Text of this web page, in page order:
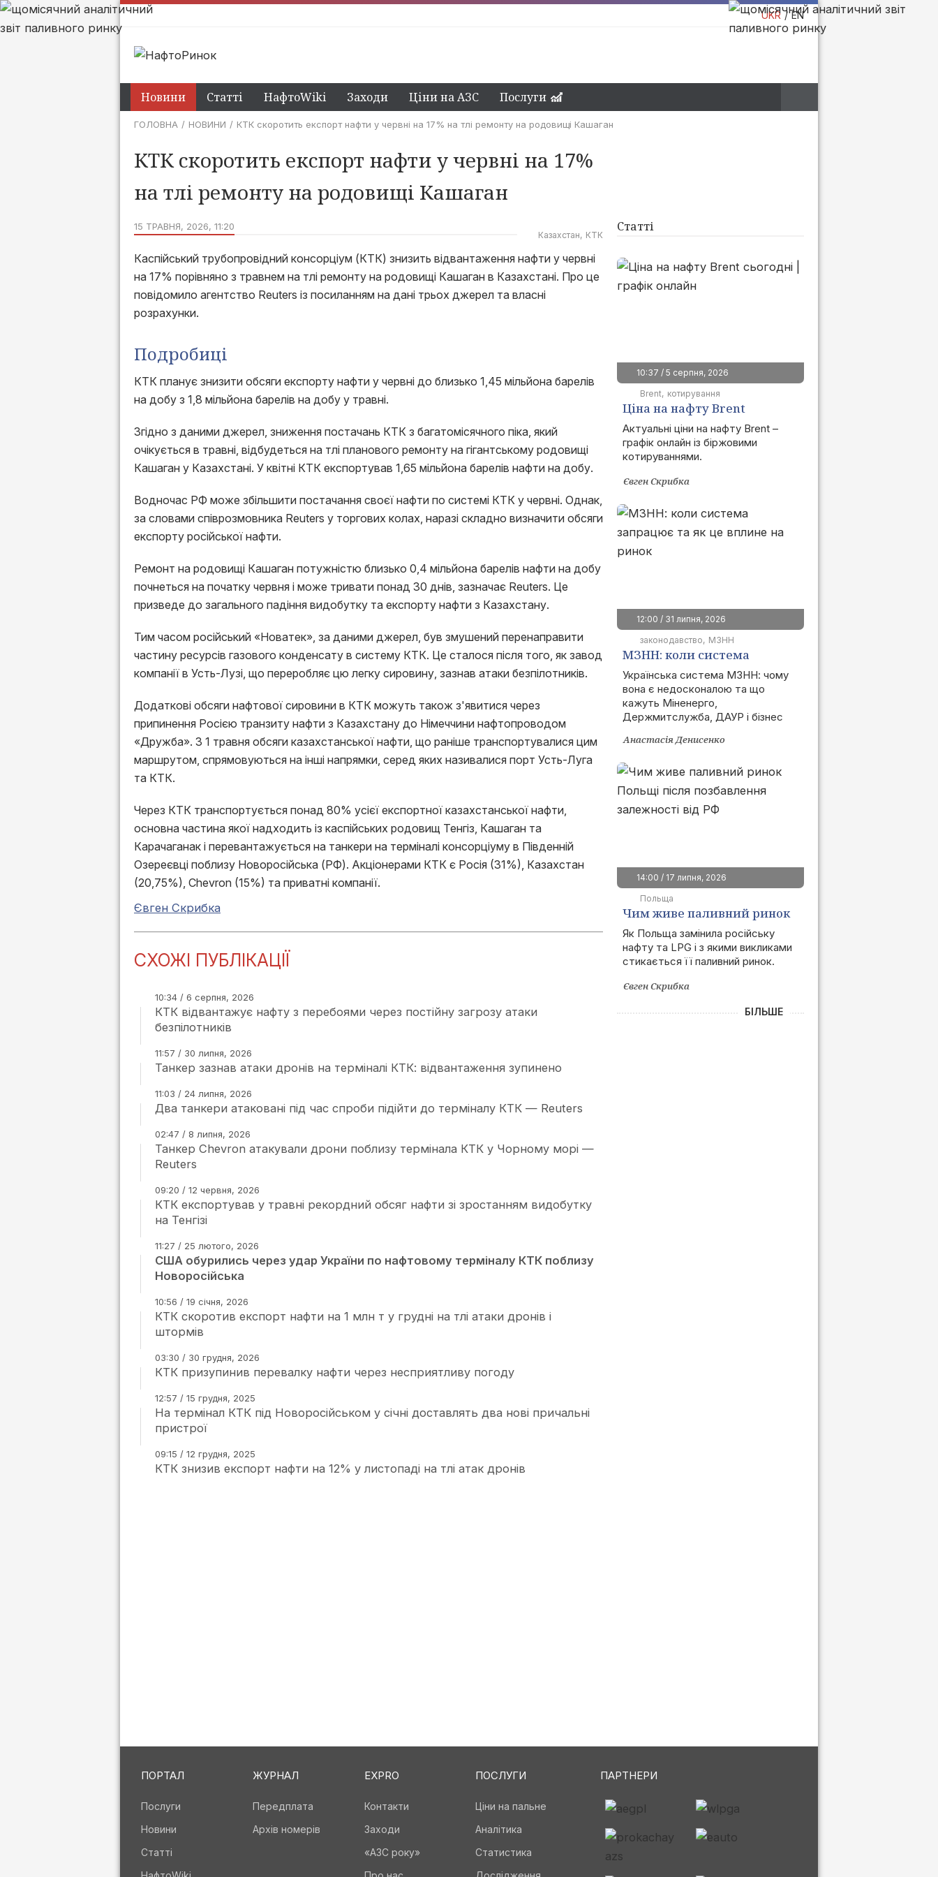
UKR EN
Новини Статті НафтоWiki Заходи Ціни на АЗС Послуги
ГОЛОВНА НОВИНИ КТК скоротить експорт нафти у червні на 17% на тлі ремонту на родовищі Кашаган
КТК скоротить експорт нафти у червні на 17%
на тлі ремонту на родовищі Кашаган
15 ТРАВНЯ, 2026, 11:20
Казахстан КТК
Каспійський трубопровідний консорціум (КТК) знизить відвантаження нафти у червні
на 17% порівняно з травнем на тлі ремонту на родовищі Кашаган в Казахстані. Про це
повідомило агентство Reuters із посиланням на дані трьох джерел та власні
розрахунки.
Подробиці
КТК планує знизити обсяги експорту нафти у червні до близько 1,45 мільйона барелів
на добу з 1,8 мільйона барелів на добу у травні.
Згідно з даними джерел, зниження постачань КТК з багатомісячного піка, який
очікується в травні, відбудеться на тлі планового ремонту на гігантському родовищі
Кашаган у Казахстані. У квітні КТК експортував 1,65 мільйона барелів нафти на добу.
Водночас РФ може збільшити постачання своєї нафти по системі КТК у червні. Однак,
за словами співрозмовника Reuters у торгових колах, наразі складно визначити обсяги
експорту російської нафти.
Ремонт на родовищі Кашаган потужністю близько 0,4 мільйона барелів нафти на добу
почнеться на початку червня і може тривати понад 30 днів, зазначає Reuters. Це
призведе до загального падіння видобутку та експорту нафти з Казахстану.
Тим часом російський «Новатек», за даними джерел, був змушений перенаправити
частину ресурсів газового конденсату в систему КТК. Це сталося після того, як завод
компанії в Усть-Лузі, що переробляє цю легку сировину, зазнав атаки безпілотників.
Додаткові обсяги нафтової сировини в КТК можуть також з'явитися через
припинення Росією транзиту нафти з Казахстану до Німеччини нафтопроводом
«Дружба». З 1 травня обсяги казахстанської нафти, що раніше транспортувалися цим
маршрутом, спрямовуються на інші напрямки, серед яких називалися порт Усть-Луга
та КТК.
Через КТК транспортується понад 80% усієї експортної казахстанської нафти,
основна частина якої надходить із каспійських родовищ Тенгіз, Кашаган та
Карачаганак і перевантажується на танкери на терміналі консорціуму в Південній
Озереєвці поблизу Новоросійська (РФ). Акціонерами КТК є Росія (31%), Казахстан
(20,75%), Chevron (15%) та приватні компанії.
Євген Скрибка
СХОЖІ ПУБЛІКАЦІЇ
10:34 / 6 серпня, 2026
КТК відвантажує нафту з перебоями через постійну загрозу атаки
безпілотників
11:57 / 30 липня, 2026
Танкер зазнав атаки дронів на терміналі КТК: відвантаження зупинено
11:03 / 24 липня, 2026
Два танкери атаковані під час спроби підійти до терміналу КТК — Reuters
02:47 / 8 липня, 2026
Танкер Chevron атакували дрони поблизу термінала КТК у Чорному морі —
Reuters
09:20 / 12 червня, 2026
КТК експортував у травні рекордний обсяг нафти зі зростанням видобутку
на Тенгізі
11:27 / 25 лютого, 2026
США обурились через удар України по нафтовому терміналу КТК поблизу
Новоросійська
10:56 / 19 січня, 2026
КТК скоротив експорт нафти на 1 млн т у грудні на тлі атаки дронів і
штормів
03:30 / 30 грудня, 2026
КТК призупинив перевалку нафти через несприятливу погоду
12:57 / 15 грудня, 2025
На термінал КТК під Новоросійськом у січні доставлять два нові причальні
пристрої
09:15 / 12 грудня, 2025
КТК знизив експорт нафти на 12% у листопаді на тлі атак дронів
Статті
10:37 / 5 серпня, 2026
Brent котирування
Ціна на нафту Brent
сьогодні | графік онлайн
Актуальні ціни на нафту Brent –
графік онлайн із біржовими
котируваннями.
Євген Скрибка
12:00 / 31 липня, 2026
законодавство
МЗНН
МЗНН: коли система
запрацює та як це вплине
на ринок
Українська система МЗНН: чому
вона є недосконалою та що
кажуть Міненерго,
Держмитслужба, ДАУР і бізнес
Анастасія Денисенко
14:00 / 17 липня, 2026
Польща
Чим живе паливний ринок
Польщі після позбавлення
залежності від РФ
Як Польща замінила російську
нафту та LPG і з якими викликами
стикається її паливний ринок.
Євген Скрибка
БІЛЬШЕ
ПОРТАЛ
Послуги
Новини
Статті
ЖУРНАЛ
Передплата
Архів номерів
EXPRO
Контакти
Заходи
«АЗС року»
ПОСЛУГИ
Ціни на пальне
Аналітика
Статистика
ПАРТНЕРИ